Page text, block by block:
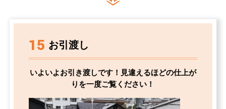
15 お引渡し
いよいよお引き渡しです！見違えるほどの仕上が
りを一度ご覧ください！